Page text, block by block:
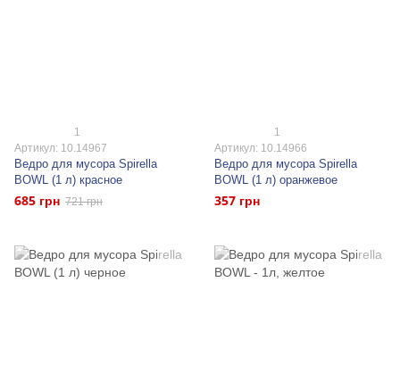
1
Артикул: 10.14967
Ведро для мусора Spirella
BOWL (1 л) красное
685 грн 721 грн
1
Артикул: 10.14966
Ведро для мусора Spirella
BOWL (1 л) оранжевое
357 грн